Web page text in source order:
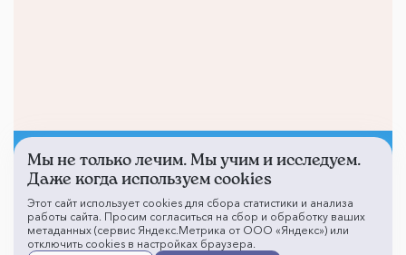
Не смогли записаться к
врачу?
Написать о проблеме
Мы не только лечим. Мы учим и исследуем.
Даже когда используем cookies
Этот сайт использует cookies для сбора статистики и анализа
работы сайта. Просим согласиться на сбор и обработку ваших
метаданных (сервис Яндекс.Метрика от ООО «Яндекс») или
отключить cookies в настройках браузера.